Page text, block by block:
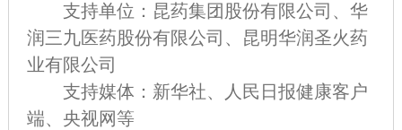
支持单位： 昆药集团股份有限公司、华
润三九医药股份有限公司、昆明华润圣火药
业有限公司
支持媒体：新华社、人民日报健康客户
端、央视网等